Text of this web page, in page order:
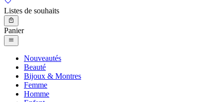
Listes de souhaits
Panier
Nouveautés
Beauté
Bijoux & Montres
Femme
Homme